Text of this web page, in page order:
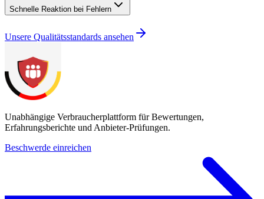
Schnelle Reaktion bei Fehlern
Unsere Qualitätsstandards ansehen
Unabhängige Verbraucherplattform für Bewertungen,
Erfahrungsberichte und Anbieter-Prüfungen.
Beschwerde einreichen